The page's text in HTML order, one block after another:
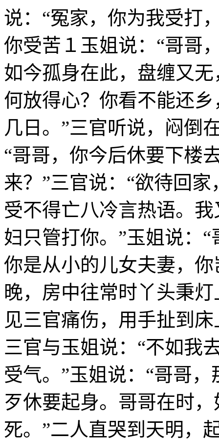
说：“冤家，你为我受打
你受苦１玉姐说：“哥哥
如今孤身在此，盘缠又
何放得心？你看不能还
几日。”三官听说，闷倒
“哥哥，你今后休要下楼
来？”三官说：“欲待回
受不得亡八冷言热语。
妇只管打你。”玉姐说：
你是从小的儿女夫妻，
晚，房中往常时丫头秉
见三官痛伤，用手扯到
三官与玉姐说：“不如我
受气。”玉姐说：“哥哥
歹休要起身。哥哥在时
死。”二人直哭到天明，